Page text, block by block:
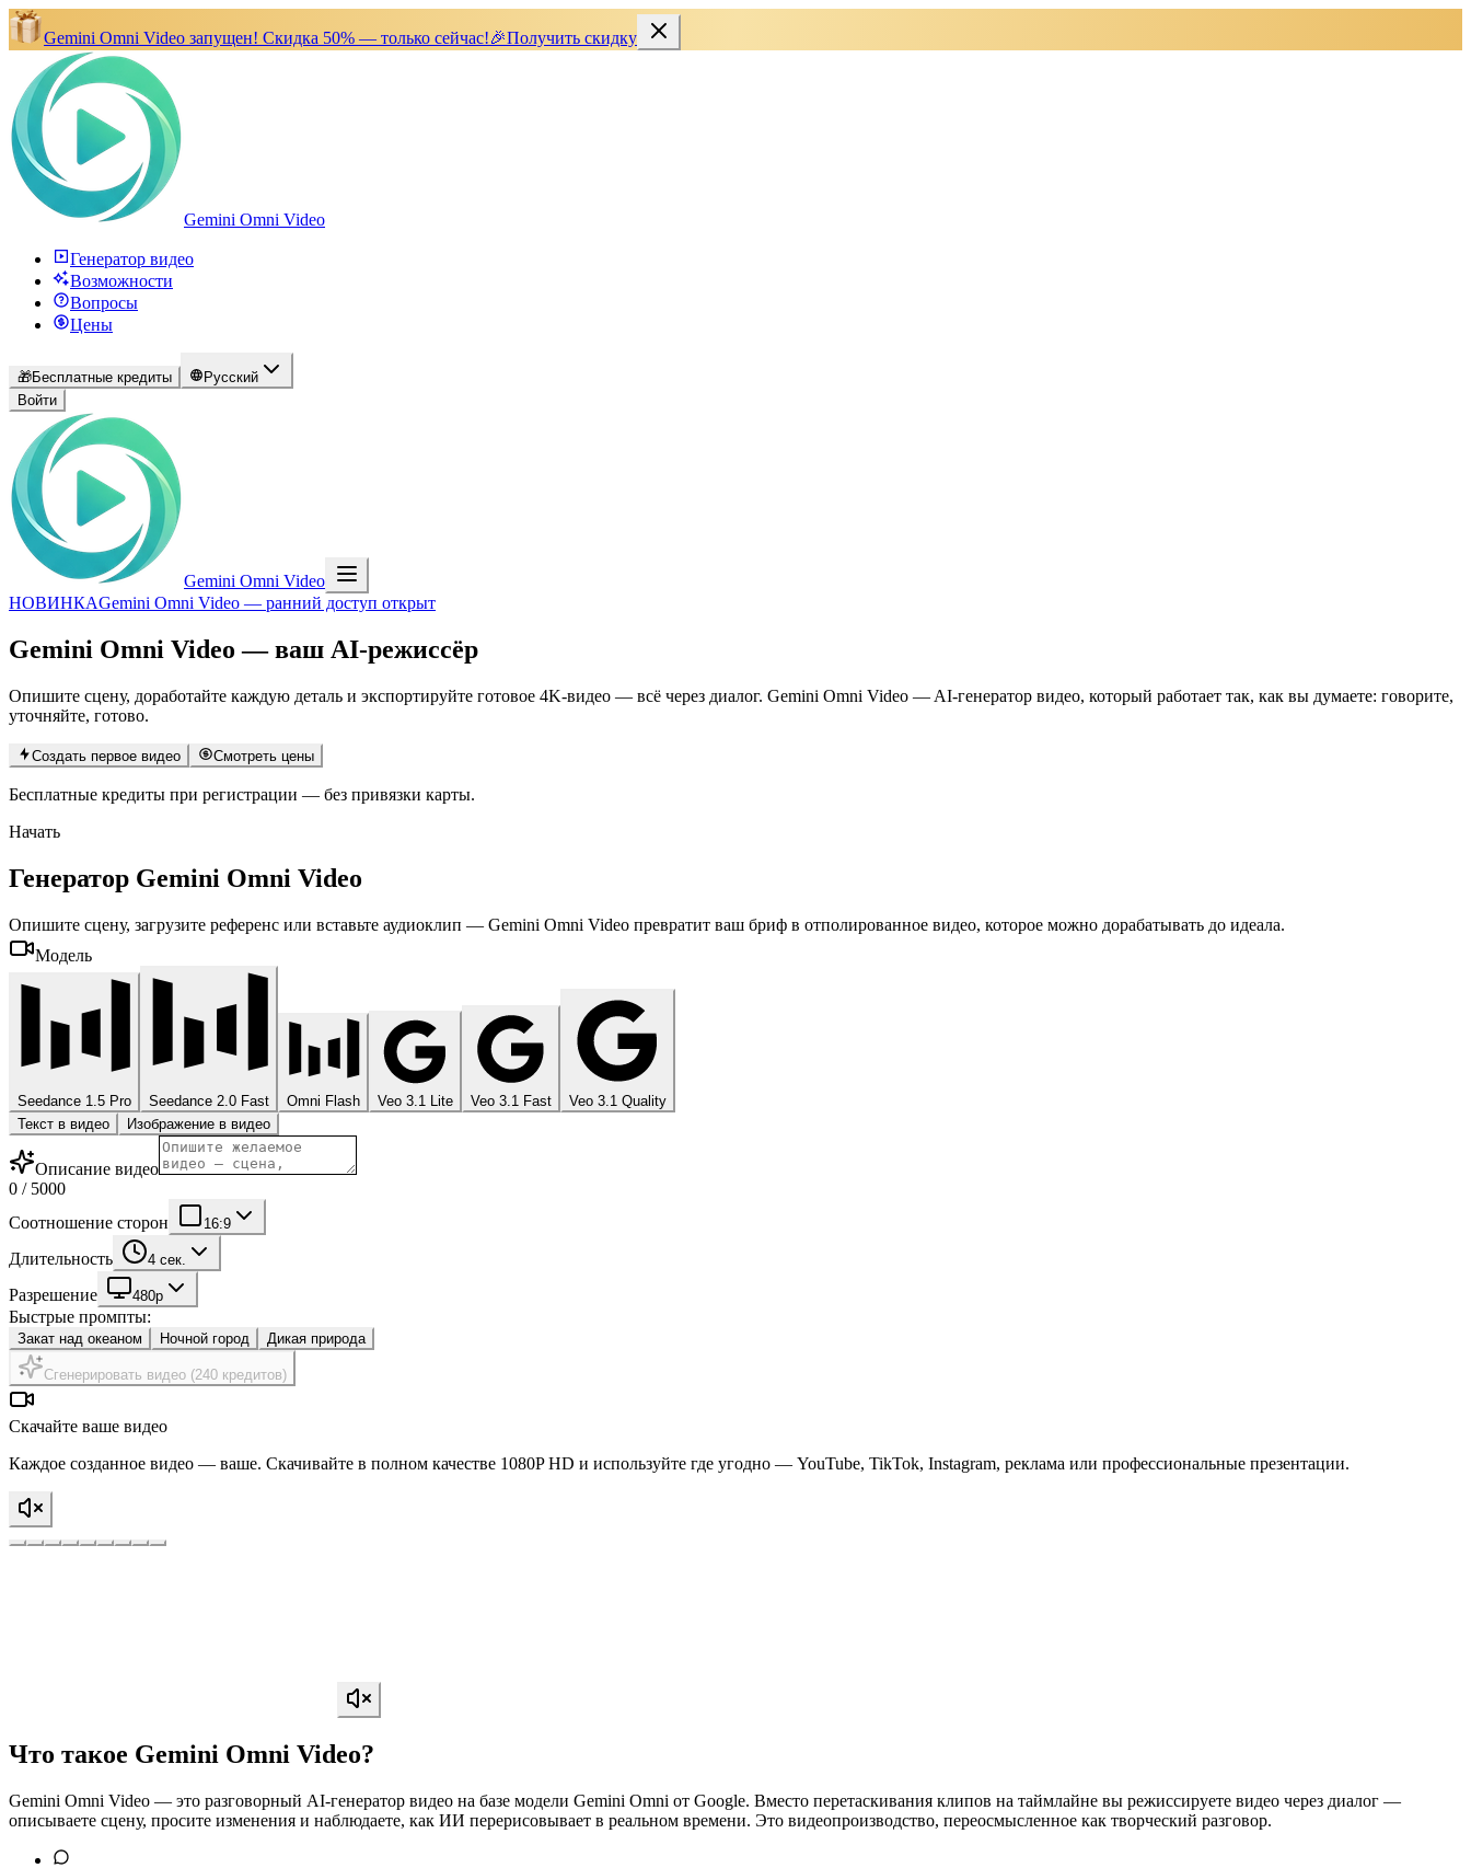
Gemini Omni Video запущен! Скидка 50% — только сейчас!🎉Получить скидку
Gemini Omni Video
Генератор видео
Возможности
Вопросы
Цены
🎁Бесплатные кредиты
Русский
Войти
Gemini Omni Video
НОВИНКАGemini Omni Video — ранний доступ открыт
Gemini Omni Video — ваш AI-режиссёр
Опишите сцену, доработайте каждую деталь и экспортируйте готовое 4K-видео — всё через диалог. Gemini Omni Video — AI-генератор видео, который работает так, как вы думаете: говорите,
уточняйте, готово.
Создать первое видео Смотреть цены
Бесплатные кредиты при регистрации — без привязки карты.
Начать
Генератор Gemini Omni Video
Опишите сцену, загрузите референс или вставьте аудиоклип — Gemini Omni Video превратит ваш бриф в отполированное видео, которое можно дорабатывать до идеала.
Модель
Seedance 1.5 Pro Seedance 2.0 Fast Omni Flash Veo 3.1 Lite Veo 3.1 Fast
Veo 3.1 Quality
Текст в видео
Изображение в видео
Описание видео
0 / 5000
Соотношение сторон
16:9
Длительность 4 сек.
Разрешение 480p
Быстрые промпты:
Закат над океаном Ночной город Дикая природа
Сгенерировать видео (240 кредитов)
Скачайте ваше видео
Каждое созданное видео — ваше. Скачивайте в полном качестве 1080P HD и используйте где угодно — YouTube, TikTok, Instagram, реклама или профессиональные презентации.
Что такое Gemini Omni Video?
Gemini Omni Video — это разговорный AI-генератор видео на базе модели Gemini Omni от Google. Вместо перетаскивания клипов на таймлайне вы режиссируете видео через диалог —
описываете сцену, просите изменения и наблюдаете, как ИИ перерисовывает в реальном времени. Это видеопроизводство, переосмысленное как творческий разговор.